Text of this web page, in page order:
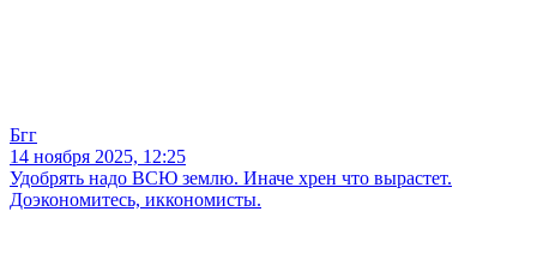
Бгг
14 ноября 2025, 12:25
Удобрять надо ВСЮ землю. Иначе хрен что вырастет.
Доэкономитесь, иккономисты.